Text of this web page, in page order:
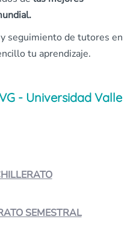
seguimiento de tutores en
tu aprendizaje.
- Universidad Valle
SEMESTRAL